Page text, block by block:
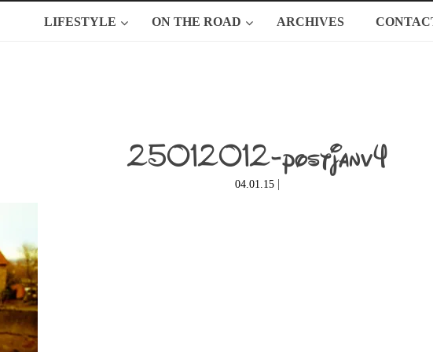
LIFESTYLE ON THE ROAD ARCHIVES
25012012-postjanv4
04.01.15 |